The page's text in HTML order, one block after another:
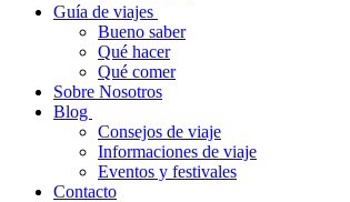
Guía de viajes
Bueno saber
Qué hacer
Qué comer
Sobre Nosotros
Blog
Consejos de viaje
Informaciones de viaje
Eventos y festivales
Contacto